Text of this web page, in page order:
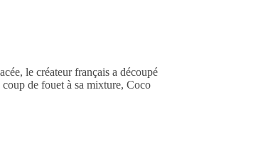
le créateur français a découpé
coup de fouet à sa mixture, Coco